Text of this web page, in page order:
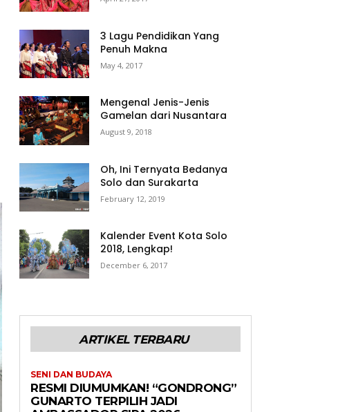
3 Lagu Pendidikan Yang
Penuh Makna
May 4, 2017
Mengenal Jenis-Jenis
Gamelan dari Nusantara
August 9, 2018
Oh, Ini Ternyata Bedanya
Solo dan Surakarta
February 12, 2019
Kalender Event Kota Solo
2018, Lengkap!
December 6, 2017
ARTIKEL TERBARU
SENI DAN BUDAYA
RESMI DIUMUMKAN! “GONDRONG”
GUNARTO TERPILIH JADI